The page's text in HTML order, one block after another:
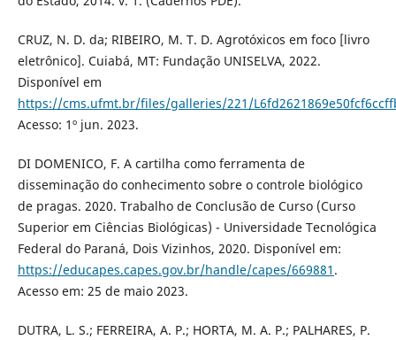
CRUZ, N. D. da; RIBEIRO, M. T. D. Agrotóxicos em foco [livro
eletrônico]. Cuiabá, MT: Fundação UNISELVA, 2022.
Disponível em
https://cms.ufmt.br/files/galleries/221/
Acesso: 1º jun. 2023.
DI DOMENICO, F. A cartilha como ferramenta de
disseminação do conhecimento sobre o controle biológico
de pragas. 2020. Trabalho de Conclusão de Curso (Curso
Superior em Ciências Biológicas) - Universidade Tecnológica
Federal do Paraná, Dois Vizinhos, 2020. Disponível em:
https://educapes.capes.gov.br/handle/capes/669881 .
Acesso em: 25 de maio 2023.
DUTRA, L. S.; FERREIRA, A. P.; HORTA, M. A. P.; PALHARES, P.